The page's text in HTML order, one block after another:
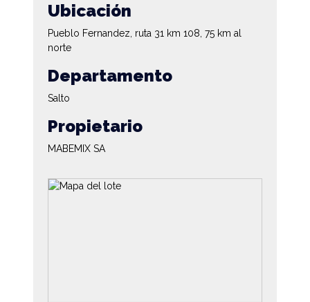
Ubicación
Pueblo Fernandez, ruta 31 km 108, 75 km al
norte
Departamento
Salto
Propietario
MABEMIX SA